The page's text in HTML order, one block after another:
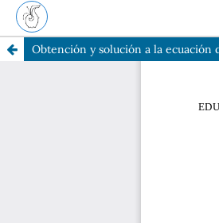
Obtención y solución a la